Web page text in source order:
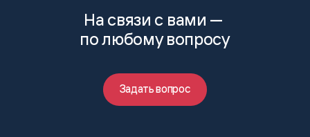
На связи с вами —
по любому вопросу
Задать вопрос